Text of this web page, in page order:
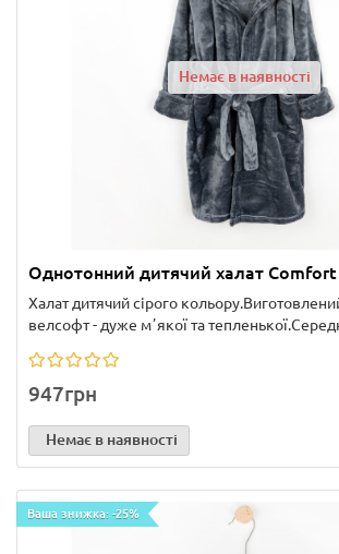
Немає в наявності
Однотонний дитячий халат
Халат дитячий сірого
велсофт - дуже мʼякої та
947грн
Немає в наявності
Ваша знижка: -25%